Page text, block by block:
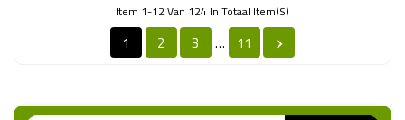
Item 1-12 Van 124 In Totaal Item(s)
1 2 3 … 11 